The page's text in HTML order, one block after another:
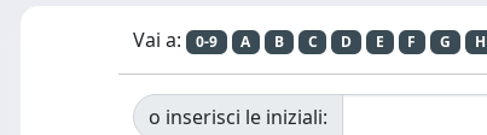
Vai a: 0-9 A B C D E F G H
o inserisci le iniziali: